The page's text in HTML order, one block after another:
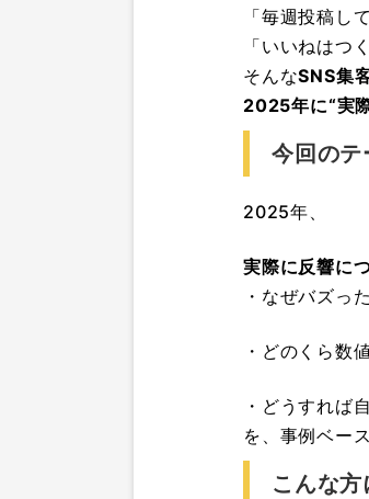
「毎週投稿し
「いいねはつ
そんなSNS集
2025年に“実
今回の
2025年、
実際に反響に
・なぜバズっ
・どのくら数
・どうすれば
を、事例ベー
こんな方